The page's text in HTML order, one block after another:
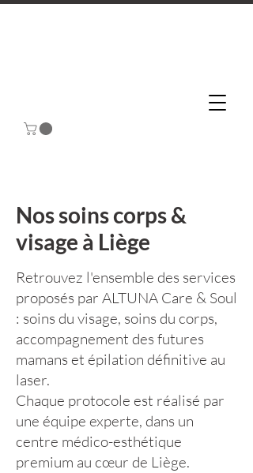
Nos soins corps &
visage à Liège
Retrouvez l'ensemble des services
proposés par ALTUNA Care & Soul
: soins du visage, soins du corps,
accompagnement des futures
mamans et épilation définitive au
laser.
Chaque protocole est réalisé par
une équipe experte, dans un
centre médico-esthétique
premium au cœur de Liège.